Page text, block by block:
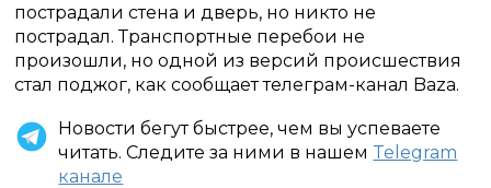
пострадали стена и дверь, но никто не
пострадал. Транспортные перебои не
произошли, но одной из версий происшествия
стал поджог, как сообщает телеграм-канал Baza.
Новости бегут быстрее, чем вы успеваете
читать. Следите за ними в нашем Telegram
канале